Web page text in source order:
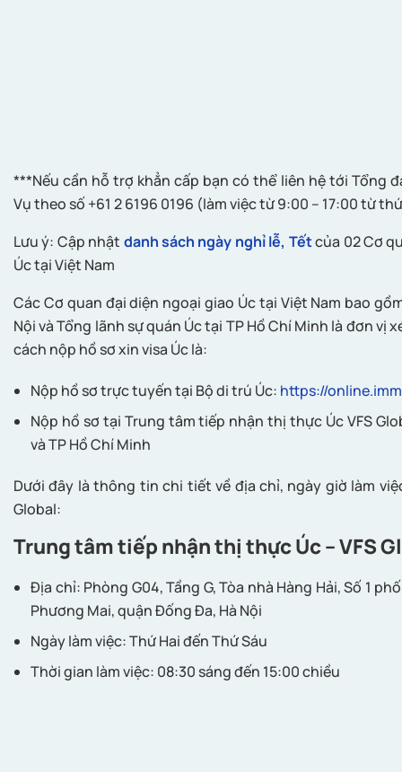
***Nếu cần hỗ trợ khẳn cấp bạn có thể liên hệ tới Tổng
Vụ theo số +61 2 6196 0196 (làm việc từ 9:00 – 17:00 từ
Lưu ý: Cập nhật danh sách ngày nghỉ lễ, Tếtcủa 02 Cơ
Úc tại Việt Nam
Các Cơ quan đại diện ngoại giao Úc tại Việt Nam bao
Nội và Tổng lãnh sự quán Úc tại TP Hồ Chí Minh là đơn vị
cách nộp hồ sơ xin visa Úc là:
Nộp hồ sơ trực tuyến tại Bộ di trú Úc: https://
Nộp hồ sơ tại Trung tâm tiếp nhận thị thực Úc VFS
và TP Hồ Chí Minh
Dưới đây là thông tin chi tiết về địa chỉ, ngày giờ làm
Global:
Trung tâm tiếp nhận thị thực Úc – VFS
Địa chỉ: Phòng G04, Tầng G, Tòa nhà Hàng Hải, Số 1
Phương Mai, quận Đống Đa, Hà Nội
Ngày làm việc: Thứ Hai đến Thứ Sáu
Thời gian làm việc: 08:30 sáng đến 15:00 chiều